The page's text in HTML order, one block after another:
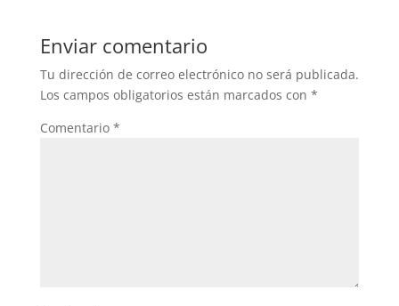
b
o
o
k
A
p
p
Enviar comentario
Tu dirección de correo electrónico no será publicada.
Los campos obligatorios están marcados con *
Comentario *